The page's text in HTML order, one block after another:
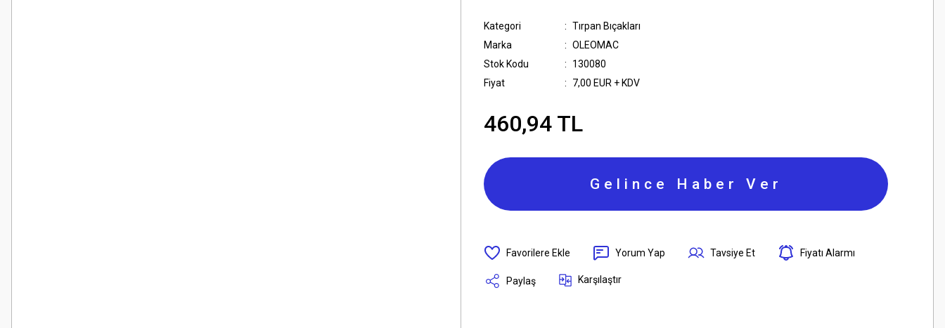
Kategori
Tırpan Bıçakları
Marka
OLEOMAC
Stok Kodu
130080
Fiyat
7,00 EUR + KDV
460,94 TL
Gelince Haber Ver
Yorum Yap Tavsiye Et Fiyatı Alarmı
Paylaş Karşılaştır